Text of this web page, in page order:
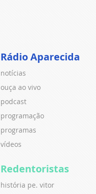
Rádio Aparecida
notícias
ouça ao vivo
podcast
programação
programas
vídeos
Redentoristas
história pe. vitor